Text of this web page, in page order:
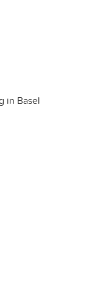
in Basel